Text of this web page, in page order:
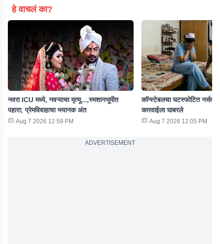
हे वाचलं का?
नवरा ICU मध्ये, नवऱ्याचा मृत्यू...,स्मशानभूमीत
पहारा; प्रेमविवाहाचा भयानक अंत
Aug 7 2026 12:59 PM
कॉन्स्टेबलचा घटस्फोटित नर्सवर
कारवाईला घाबरले
Aug 7 2026 12:05 PM
ADVERTISEMENT